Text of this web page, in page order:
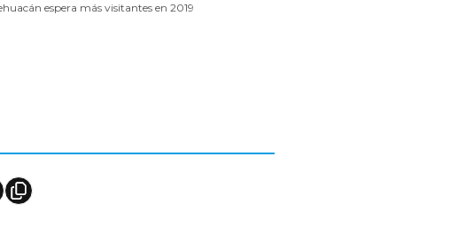
espera más visitantes en 2019